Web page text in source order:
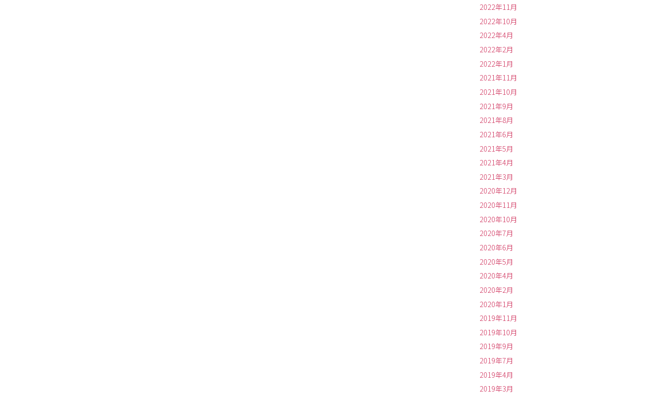
2022年11月
2022年10月
2022年4月
2022年2月
2022年1月
2021年11月
2021年10月
2021年9月
2021年8月
2021年6月
2021年5月
2021年4月
2021年3月
2020年12月
2020年11月
2020年10月
2020年7月
2020年6月
2020年5月
2020年4月
2020年2月
2020年1月
2019年11月
2019年10月
2019年9月
2019年7月
2019年4月
2019年3月